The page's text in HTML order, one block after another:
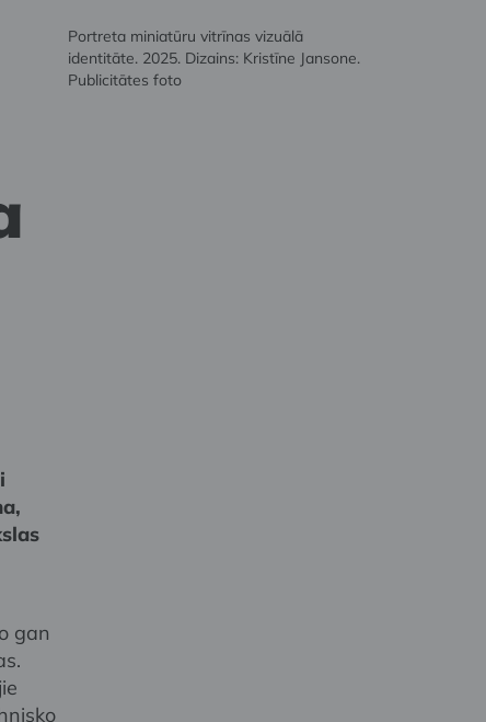
Portreta miniatūru vitrīnas vizuālā
identitāte. 2025. Dizains: Kristīne Jansone.
Publicitātes foto
gan